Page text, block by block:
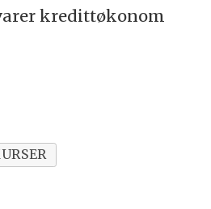
kredittøkonom